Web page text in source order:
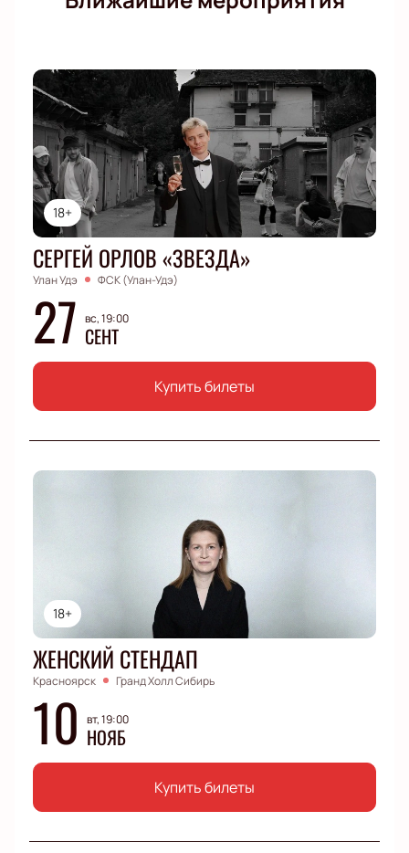
18+
СЕРГЕЙ ОРЛОВ «ЗВЕЗДА»
Улан Удэ ФСК (Улан-Удэ)
27 вс, 19:00
СЕНТ
Купить билеты
18+
ЖЕНСКИЙ СТЕНДАП
Красноярск Гранд Холл Сибирь
10 вт, 19:00
НОЯБ
Купить билеты